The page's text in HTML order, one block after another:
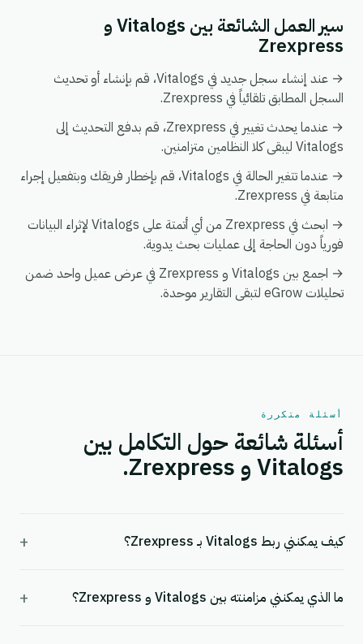
سير العمل الشائعة بين Vitalogs و
Zrexpress
→ عند إنشاء سجل جديد في Vitalogs، قم بإنشاء أو تحديث
السجل المطابق تلقائياً في Zrexpress.
→ عندما يحدث تغيير في Zrexpress، قم بدفع التحديث إلى
Vitalogs ليبقى كلا النظامين متزامنين.
→ عندما تتغير الحالة في Vitalogs، قم بإخطار فريقك وبتفعيل إجراء
متابعة في Zrexpress.
→ ابحث في Zrexpress من أي أتمتة على Vitalogs لإثراء البيانات
فورياً دون الحاجة إلى عمليات بحث يدوية.
→ اجمع بين Vitalogs و Zrexpress في عرض عميل واحد ضمن
تحليلات eGrow لتبقى التقارير موحدة.
أسئلة متكررة
أسئلة شائعة حول التكامل بين
Vitalogs و Zrexpress.
كيف يمكنني ربط Vitalogs بـ Zrexpress؟ +
ما الذي يمكنني مزامنته بين Vitalogs و Zrexpress؟ +